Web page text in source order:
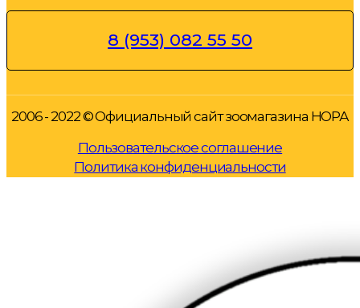
8 (953) 082 55 50
2006 - 2022 © Официальный сайт зоомагазина НОРА
Пользовательское соглашение
Политика конфиденциальности